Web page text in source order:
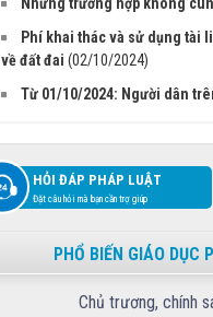
Phí khai thác và sử dụng tài
về đất đai (02/10/2024)
Từ 01/10/2024: Người dân
HỎI ĐÁP PHÁP LUẬT
Đặt câu hỏi mà bạn cần trợ giúp
PHỔ BIẾN GIÁO DỤC
Chủ trương, chính